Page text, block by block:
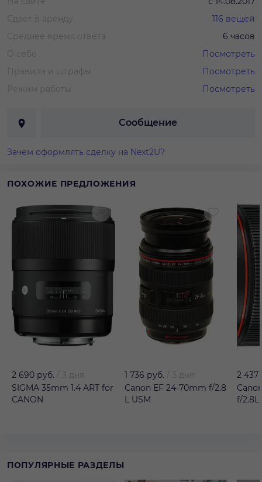
Сдает в аренду
116 вещей
Среднее время ответа
6 часов
О себе
Посмотреть
Правила и штрафы
Посмотреть
Режим работы
Посмотреть
Сообщение
Зачем оформлять сделку на Next2U?
ПОХОЖИЕ ПРЕДЛОЖЕНИЯ
2 690 руб.
3 дня
SIGMA 35mm 1.4 ART for
CANON
1 736 руб.
3 дня
Canon EF 24-70mm f/2.8
L USM
2 437
f/2.8L
ПОПУЛЯРНЫЕ РАЗДЕЛЫ